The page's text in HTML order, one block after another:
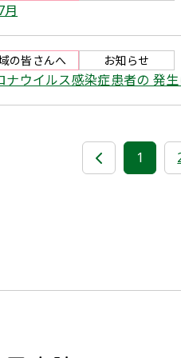
の皆さんへ お知らせ
ウイルス感染症患者の 発
1